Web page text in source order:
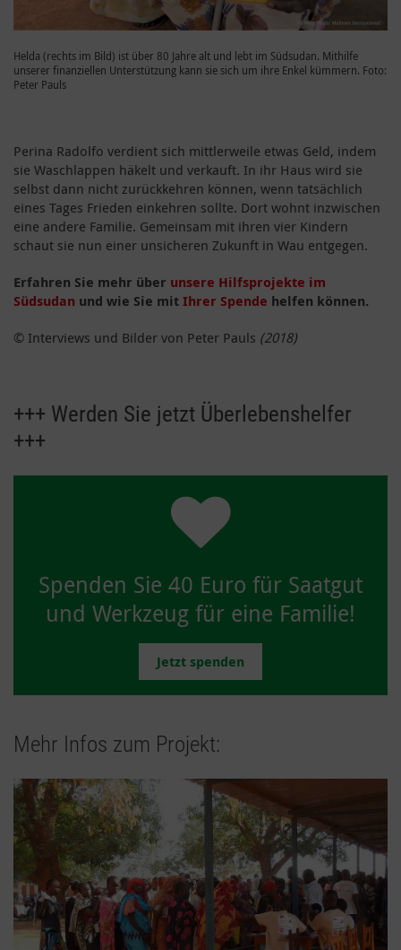
Helda (rechts im Bild) ist über 80 Jahre alt und lebt im Südsudan. Mithilfe
unserer finanziellen Unterstützung kann sie sich um ihre Enkel kümmern. Foto:
Peter Pauls
Perina Radolfo verdient sich mittlerweile etwas Geld, indem
sie Waschlappen häkelt und verkauft. In ihr Haus wird sie
selbst dann nicht zurückkehren können, wenn tatsächlich
eines Tages Frieden einkehren sollte. Dort wohnt inzwischen
eine andere Familie. Gemeinsam mit ihren vier Kindern
schaut sie nun einer unsicheren Zukunft in Wau entgegen.
Erfahren Sie mehr über unsere Hilfsprojekte im
Südsudan und wie Sie mitIhrer Spende helfen können.
© Interviews und Bilder von Peter Pauls (2018)
+++ Werden Sie jetzt Überlebenshelfer
+++
Spenden Sie 40 Euro für Saatgut
und Werkzeug für eine Familie!
Jetzt spenden
Mehr Infos zum Projekt: